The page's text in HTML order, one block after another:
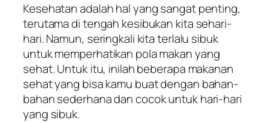
Kesehatan adalah hal yang sangat penting,
terutama di tengah kesibukan kita sehari-
hari. Namun, seringkali kita terlalu sibuk
untuk memperhatikan pola makan yang
sehat. Untuk itu, inilah beberapa makanan
sehat yang bisa kamu buat dengan bahan-
bahan sederhana dan cocok untuk hari-hari
yang sibuk.